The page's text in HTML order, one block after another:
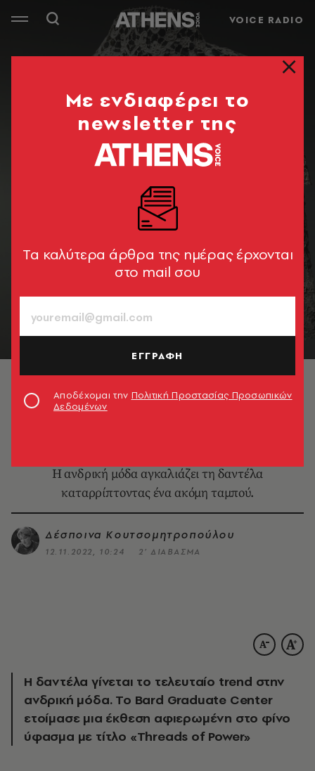
VOICE RADIO
Δαντελένιο μαντήλι φτιαγμένο με βελόνα. Ιταλία, περ.
Jacoby, 1954. © Michael Rast / Bard Graduate
Center
Η ανδρική μόδα αγκαλιάζει τη δαντέλα
καταρρίπτοντας ένα ακόμη ταμπού.
Δέσποινα Κουτσομητροπούλου
12.11.2022, 10:24 2’ ΔΙΑΒΑΣΜΑ
Η δαντέλα γίνεται το τελευταίο trend στην
ανδρική μόδα. To Bard Graduate Center
ετοίμασε μια έκθεση αφιερωμένη στο φίνο
ύφασμα με τίτλο «Threads of Power»
Mε ενδιαφέρει το
newsletter της
Tα καλύτερα άρθρα της ημέρας έρχονται
στο mail σου
ΕΓΓΡΑΦΗ
Αποδέχομαι την Πολιτική Προστασίας Προσωπικών
Δεδομένων